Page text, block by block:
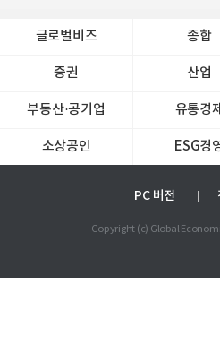
글로벌비즈 종합
증권 산업
부동산·공기업 유통경제
소상공인 ESG경
PC 버전
Copyright (c) Global